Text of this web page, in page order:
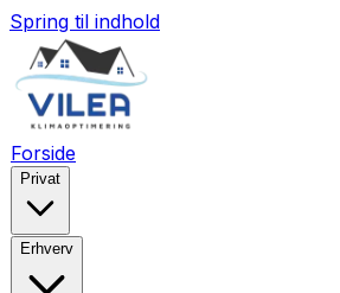
Spring til indhold
Forside
Privat
Erhverv